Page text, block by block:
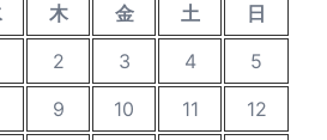
木 金 土
日
2 3 4
5
9 10 11
12